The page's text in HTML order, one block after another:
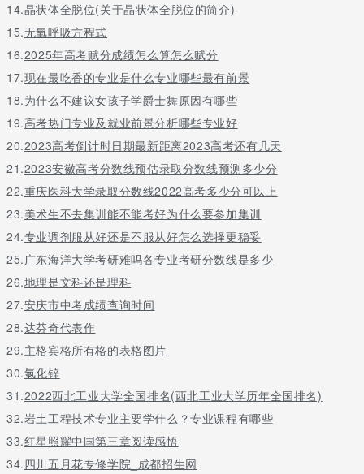
14.晶状体全脱位(关于晶状体全脱位的简介)
15.无氧呼吸方程式
16.2025年高考赋分成绩怎么算怎么赋分
17.现在最吃香的专业是什么专业哪些最有前景
18.为什么不建议女孩子学爵士舞原因有哪些
19.高考热门专业及就业前景分析哪些专业好
20.2023高考倒计时日期最新距离2023高考还有几天
21.2023安徽高考分数线预估录取分数线预测多少分
22.重庆医科大学录取分数线2022高考多少分可以上
23.美术生不去集训能不能考好为什么要参加集训
24.专业调剂服从好还是不服从好怎么选择更稳妥
25.广东海洋大学考研难吗各专业考研分数线是多少
26.地理是文科还是理科
27.安庆市中考成绩查询时间
28.达芬奇代表作
29.主格宾格所有格的表格图片
30.氯化锌
31.2022西北工业大学全国排名(西北工业大学历年全国排名)
32.岩土工程技术专业主要学什么？专业课程有哪些
33.红星照耀中国第三章阅读感悟
34.四川五月花专修学院_成都招生网